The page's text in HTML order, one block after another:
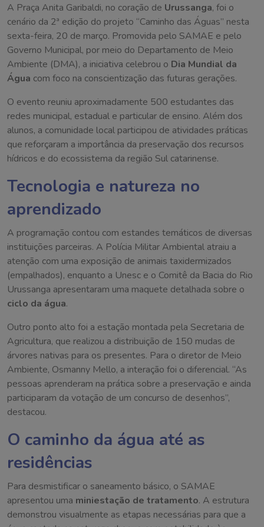
A Praça Anita Garibaldi, no coração de Urussanga, foi o
cenário da 2ª edição do projeto “Caminho das Águas” nesta
sexta-feira, 20 de março. Promovida pelo SAMAE e pelo
Governo Municipal, por meio do Departamento de Meio
Ambiente (DMA), a iniciativa celebrou o Dia Mundial da
Água com foco na conscientização das futuras gerações.
O evento reuniu aproximadamente 500 estudantes das
redes municipal, estadual e particular de ensino. Além dos
alunos, a comunidade local participou de atividades práticas
que reforçaram a importância da preservação dos recursos
hídricos e do ecossistema da região Sul catarinense.
Tecnologia e natureza no
aprendizado
A programação contou com estandes temáticos de diversas
instituições parceiras. A Polícia Militar Ambiental atraiu a
atenção com uma exposição de animais taxidermizados
(empalhados), enquanto a Unesc e o Comitê da Bacia do Rio
Urussanga apresentaram uma maquete detalhada sobre o
ciclo da água.
Outro ponto alto foi a estação montada pela Secretaria de
Agricultura, que realizou a distribuição de 150 mudas de
árvores nativas para os presentes. Para o diretor de Meio
Ambiente, Osmanny Mello, a interação foi o diferencial. “As
pessoas aprenderam na prática sobre a preservação e ainda
participaram da votação de um concurso de desenhos”,
destacou.
O caminho da água até as
residências
Para desmistificar o saneamento básico, o SAMAE
apresentou uma miniestação de tratamento. A estrutura
demonstrou visualmente as etapas necessárias para que a